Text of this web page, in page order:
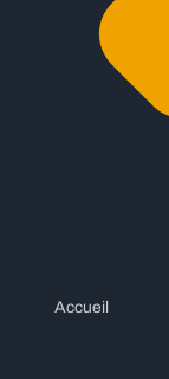
Accueil